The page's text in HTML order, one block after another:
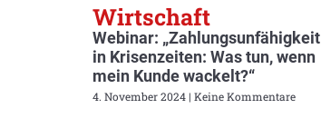
Wirtschaft
Webinar: „Zahlungsunfähigkeit
in Krisenzeiten: Was tun, wenn
mein Kunde wackelt?“
4. November 2024 Keine Kommentare